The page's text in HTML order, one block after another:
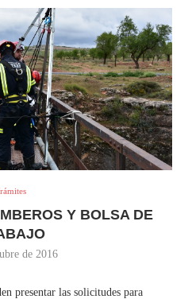
Y BOLSA DE
de 2016
presentar las solicitudes para